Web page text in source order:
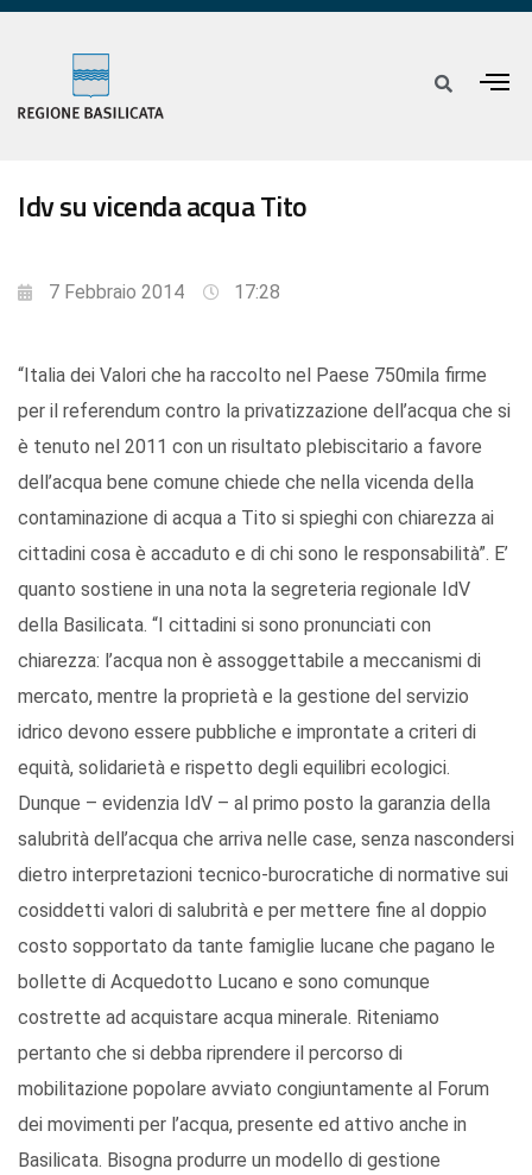
Idv su vicenda acqua Tito
7 Febbraio 2014 17:28
“Italia dei Valori che ha raccolto nel Paese 750mila firme
per il referendum contro la privatizzazione dell’acqua che si
è tenuto nel 2011 con un risultato plebiscitario a favore
dell’acqua bene comune chiede che nella vicenda della
contaminazione di acqua a Tito si spieghi con chiarezza ai
cittadini cosa è accaduto e di chi sono le responsabilità”. E’
quanto sostiene in una nota la segreteria regionale IdV
della Basilicata. “I cittadini si sono pronunciati con
chiarezza: l’acqua non è assoggettabile a meccanismi di
mercato, mentre la proprietà e la gestione del servizio
idrico devono essere pubbliche e improntate a criteri di
equità, solidarietà e rispetto degli equilibri ecologici.
Dunque – evidenzia IdV – al primo posto la garanzia della
salubrità dell’acqua che arriva nelle case, senza nascondersi
dietro interpretazioni tecnico-burocratiche di normative sui
cosiddetti valori di salubrità e per mettere fine al doppio
costo sopportato da tante famiglie lucane che pagano le
bollette di Acquedotto Lucano e sono comunque
costrette ad acquistare acqua minerale. Riteniamo
pertanto che si debba riprendere il percorso di
mobilitazione popolare avviato congiuntamente al Forum
dei movimenti per l’acqua, presente ed attivo anche in
Basilicata. Bisogna produrre un modello di gestione